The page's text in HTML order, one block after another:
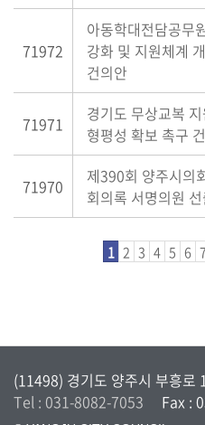
71972
아동학대전담공무
강화 및 지원체계
건의안
71971
경기도 무상교복
형평성 확보 촉구
71970
제390회 양주시의
회의록 서명의원
1 2 3 4 5 6
(11498) 경기도 양주시 부흥로
Tel : 031-8082-7053
Fax :